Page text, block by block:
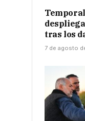
tras los
7 de agosto